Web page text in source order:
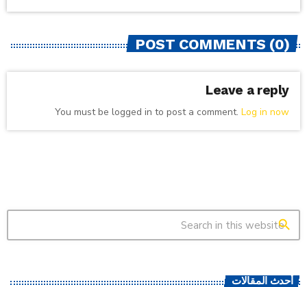
POST COMMENTS (0)
Leave a reply
You must be logged in to post a comment. Log in now
search
أحدث المقالات